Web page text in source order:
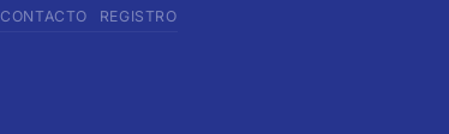
CONTACTO REGISTRO